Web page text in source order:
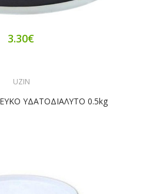
3.30€
UZIN
ΥΔΑΤΟΔΙΑΛΥΤΟ 0.5kg